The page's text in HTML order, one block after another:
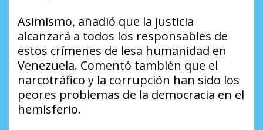
Asimismo, añadió que la justicia
alcanzará a todos los responsables de
estos crímenes de lesa humanidad en
Venezuela. Comentó también que el
narcotráfico y la corrupción han sido los
peores problemas de la democracia en el
hemisferio.